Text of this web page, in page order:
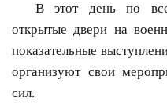
В этот день по
открытые двери на
показательные
организуют свои
сил.